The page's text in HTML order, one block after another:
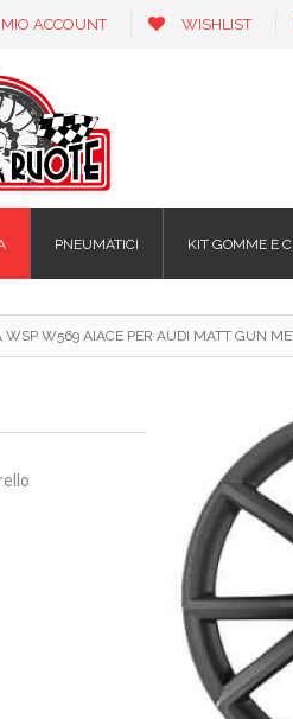
MIO ACCOUNT WISHLIST
PNEUMATICI KIT GOMME E
WSP W569 AIACE PER AUDI MATT GUN